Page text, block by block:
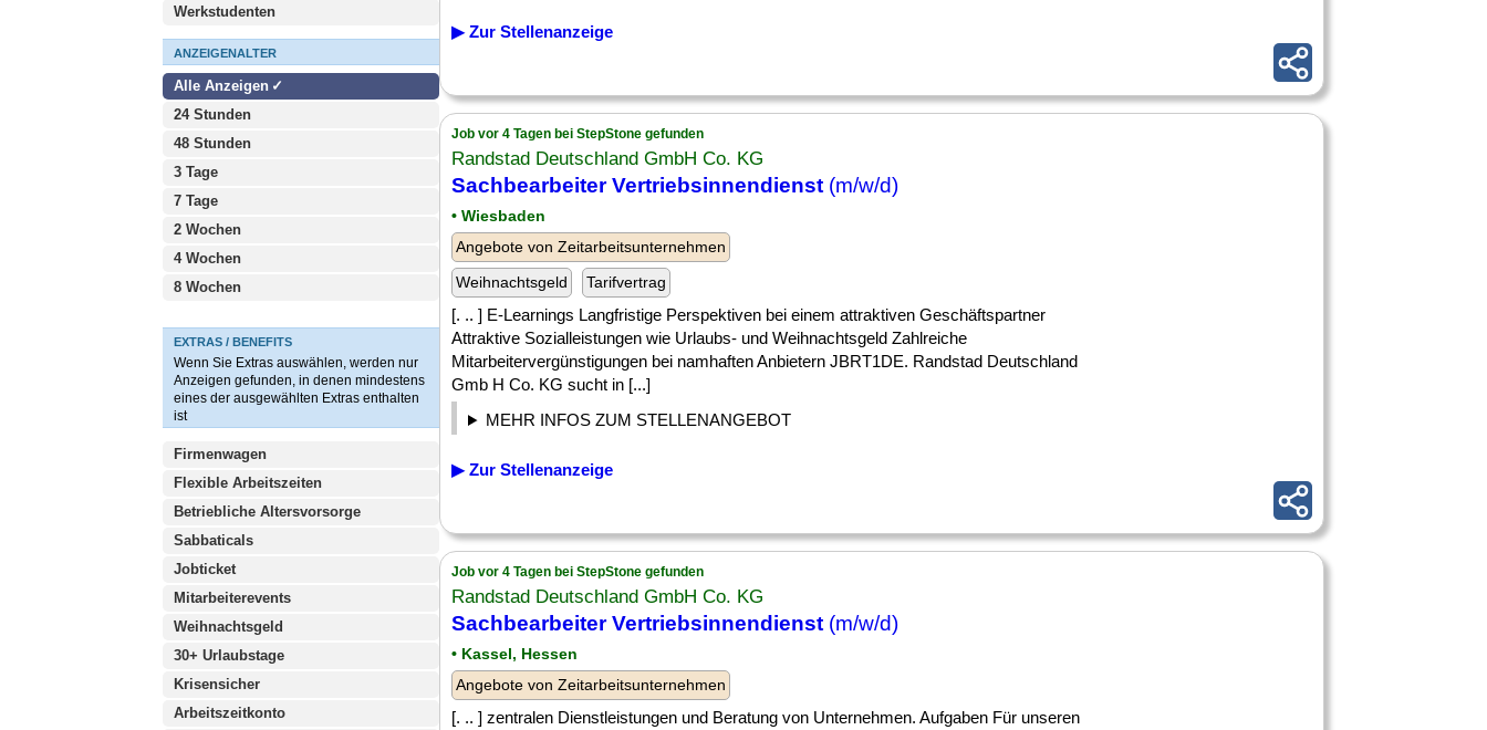
Werkstudenten
ANZEIGENALTER
Alle Anzeigen
24 Stunden
48 Stunden
3 Tage
7 Tage
2 Wochen
4 Wochen
8 Wochen
EXTRAS / BENEFITS
Wenn Sie Extras auswählen, werden nur
Anzeigen gefunden, in denen mindestens
eines der ausgewählten Extras enthalten
ist
Firmenwagen
Flexible Arbeitszeiten
Betriebliche Altersvorsorge
Sabbaticals
Jobticket
Mitarbeiterevents
Weihnachtsgeld
30+ Urlaubstage
Krisensicher
Arbeitszeitkonto
▶ Zur Stellenanzeige
Job vor 4 Tagen bei StepStone gefunden
Randstad Deutschland GmbH Co. KG
Sachbearbeiter Vertriebsinnendienst (m/w/d)
• Wiesbaden
Angebote von Zeitarbeitsunternehmen
Weihnachtsgeld
Tarifvertrag
[. .. ] E-Learnings Langfristige Perspektiven bei einem attraktiven Geschäftspartner
Attraktive Sozialleistungen wie Urlaubs- und Weihnachtsgeld Zahlreiche
Mitarbeitervergünstigungen bei namhaften Anbietern JBRT1DE. Randstad Deutschland
Gmb H Co. KG sucht in [...]
MEHR INFOS ZUM STELLENANGEBOT
▶ Zur Stellenanzeige
Job vor 4 Tagen bei StepStone gefunden
Randstad Deutschland GmbH Co. KG
Sachbearbeiter Vertriebsinnendienst (m/w/d)
• Kassel, Hessen
Angebote von Zeitarbeitsunternehmen
[. .. ] zentralen Dienstleistungen und Beratung von Unternehmen. Aufgaben Für unseren